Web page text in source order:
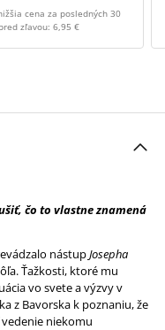
cena za posledných 30
zľavou: 6,95 €
čo to vlastne znamená
nástupJosepha
Ťažkosti, ktoré mu
vo svete a výzvy v
z Bavorska k poznaniu, že
niekomu